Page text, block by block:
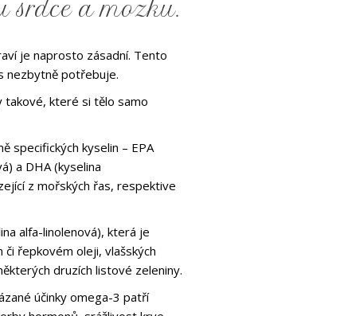
srdce a mozku.
je naprosto zásadní. Tento
nezbytně potřebuje.
takové, které si tělo samo
specifických kyselin – EPA
a DHA (kyselina
z mořských řas, respektive
alfa-linolenová), která je
řepkovém oleji, vlašských
druzích listové zeleniny.
účinky omega-3 patří